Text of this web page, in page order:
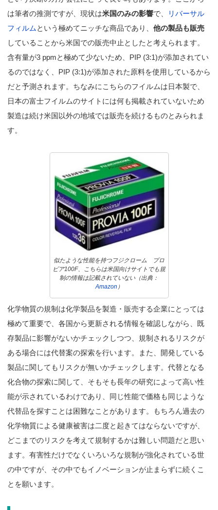
は筆者の推測ですが、現状は米国のみの影響で、
リバーサル
フィルム という極めてニッチな商品であり、 他の製品も販売
していることから米国での販売中止としたと考えられます。
含有量が3 ppmと極めて少ないため、PIP (3:1)が添加されてい
るのではなく、PIP (3:1)が添加された原料を使用しているから
だと予測されます。ちなみにこちらのフイルムは日本製で、
日本の富士フイルムのサイトには何も掲載されていないため
製造は続け米国以外の地域では販売を続けるものとみられま
す。
似たような性能を持つフジクローム プロ
ビア100F、こちらは米国向けサイトでも規
制の情報は記載されていない（出典：
Amazon ）
化学物質の規制は化学製品を製造・販売する企業にとっては
極めて重要で、各国から更新される情報を確認しながら、既
存製品に影響がないかチェックしつつ、規制されるリスクが
ある場合には代替案の探索を行います。また、開発している
製品に関してもリスクが無いかチェックします。代替となる
化合物の探索に関して、そもそも長年の研究によって高い性
能が示されているわけであり、同じ性能で価格も同じような
代替品を探すことは困難なことがあります。もちろん過去の
化学物質による健康被害は二度と起きてはならないですが、
どこまでのリスクを考えて規制するかは難しい問題だと思い
ます。有害性だけでなくいろいろな規制が強化されている世
の中ですが、その中でもイノベーションが止まらずに続くこ
とを願います。